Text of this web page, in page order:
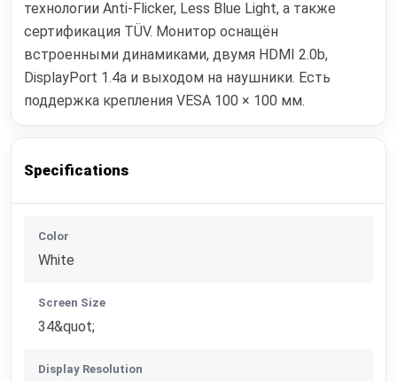
технологии Anti-Flicker, Less Blue Light, а также
сертификация TÜV. Монитор оснащён
встроенными динамиками, двумя HDMI 2.0b,
DisplayPort 1.4a и выходом на наушники. Есть
поддержка крепления VESA 100 × 100 мм.
Specifications
Color
White
Screen Size
34&quot;
Display Resolution